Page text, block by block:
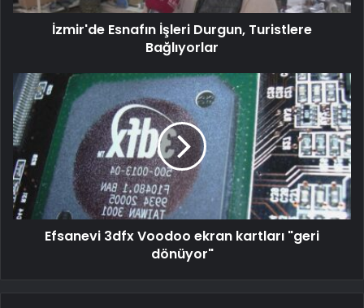
İzmir'de Esnafın İşleri Durgun, Turistlere
Bağlıyorlar
Efsanevi 3dfx Voodoo ekran kartları "geri
dönüyor"